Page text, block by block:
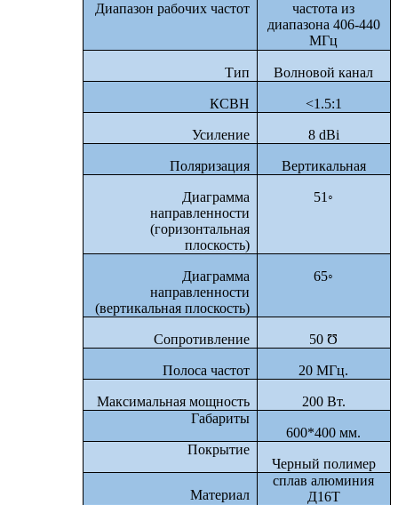
Диапазон рабочих частот
частота из
диапазона 406-440
МГц
Тип Волновой канал
КСВН <1.5:1
Усиление 8dBi
Поляризация Вертикальная
Диаграмма
направленности
(горизонтальная
плоскость)
51◦
Диаграмма
направленности
(вертикальная плоскость)
65◦
Сопротивление 50 Ʊ
Полоса частот 20 МГц.
Максимальная мощность
200 Вт.
Габариты
600*400 мм.
Покрытие
Черный полимер
Материал
сплав алюминия
Д16Т